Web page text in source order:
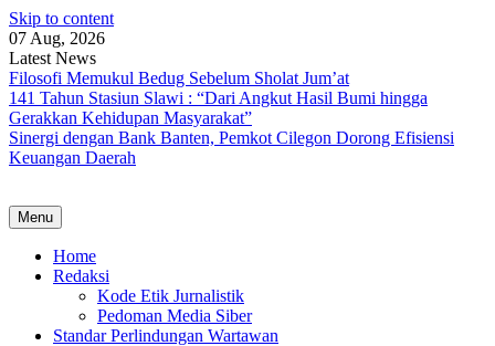
Skip to content
07 Aug, 2026
Latest News
Filosofi Memukul Bedug Sebelum Sholat Jum’at
141 Tahun Stasiun Slawi : “Dari Angkut Hasil Bumi hingga
Gerakkan Kehidupan Masyarakat”
Sinergi dengan Bank Banten, Pemkot Cilegon Dorong Efisiensi
Keuangan Daerah
Menu
Home
Redaksi
Kode Etik Jurnalistik
Pedoman Media Siber
Standar Perlindungan Wartawan